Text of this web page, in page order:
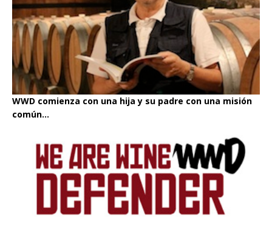
WWD comienza con una hija y su padre con una misión
común...